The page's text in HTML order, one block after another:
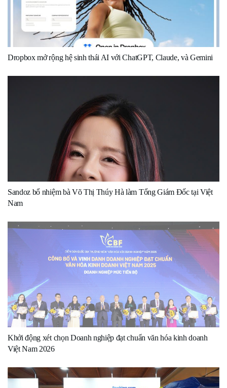
Dropbox mở rộng hệ sinh thái AI với ChatGPT, Claude, và Gemini
Sandoz bổ nhiệm bà Võ Thị Thúy Hà làm Tổng Giám Đốc tại Việt
Nam
Khởi động xét chọn Doanh nghiệp đạt chuẩn văn hóa kinh doanh
Việt Nam 2026